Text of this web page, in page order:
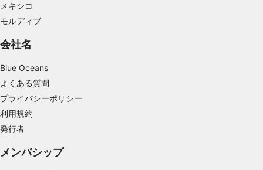
メキシコ
モルディブ
会社名
Blue Oceans
よくある質問
プライバシーポリシー
利用規約
発行者
メンバシップ
パーソナライズコンテンツの選択のためにプロ
ファイルを利用する
広告のパフォーマンスを測定する
コンテンツのパフォーマンスを測定する
み合わせてユーザー層を理解する
サービスを開発・改良する
コンテンツの選択のために制限付きデータを利
用する